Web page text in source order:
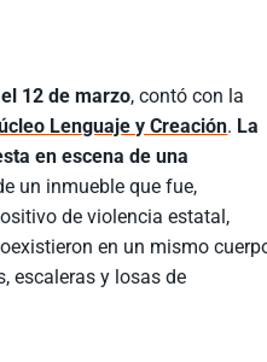
12 de marzo, contó con la
Lenguaje y Creación. La
en escena de una
un inmueble que fue,
de violencia estatal,
en un mismo
escaleras y losas de